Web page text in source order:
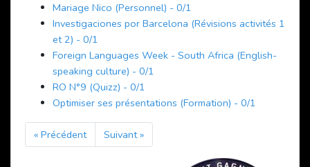
Mariage Nico (Personnel) - 0/1
Investigaciones por Barcelona (Révisions activités 1
et 2) - 0/1
Foreign Languages Week - South Africa (English-
speaking culture) - 0/1
RO N°9 (Quizz) - 0/1
Optimiser ses présentations (Formation) - 0/1
« Précédent Suivant »